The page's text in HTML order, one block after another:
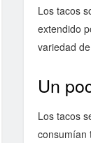
Los tacos
extendido
variedad
Un
Los tacos
consumían